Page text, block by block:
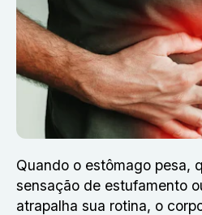
Quando o estômago pesa,
sensação de estufamento
atrapalha sua rotina, o